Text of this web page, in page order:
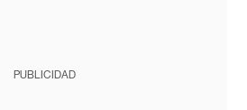
PUBLICIDAD